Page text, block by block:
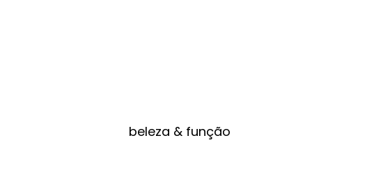
beleza & função